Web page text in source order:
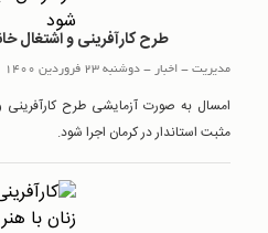
طرح کارآفرینی و اشتغال
مدیریت-اخبار -دوشنبه 23 فروردین 1400
امسال به صورت آزمایشی طرح کارآفرینی
مثبت استاندار در کرمان اجرا شود.